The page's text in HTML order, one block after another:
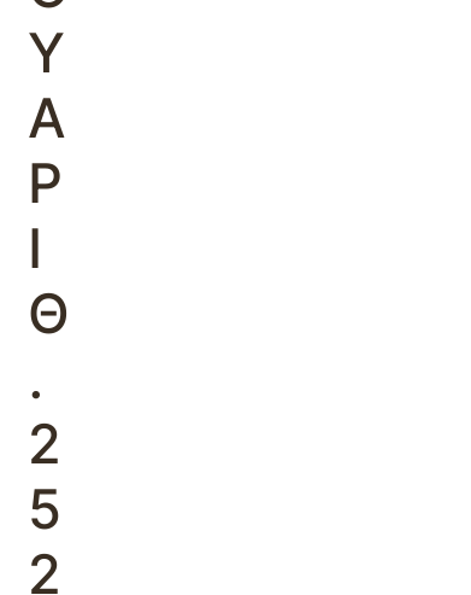
Υ
Α
Ρ
Ι
Θ
.
2
5
2